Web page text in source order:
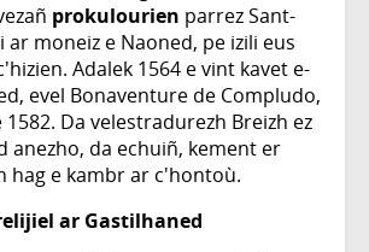
prokulourien parrez Sant-
ar moneiz e Naoned, pe izili eus
Adalek 1564 e vint kavet e-
evel Bonaventure de Compludo,
Da velestradurezh Breizh ez
anezho, da echuiñ, kement er
hag e kambr ar c'hontoù.
ar Gastilhaned